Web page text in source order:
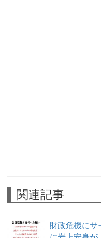
関連記事
財政危機にサ